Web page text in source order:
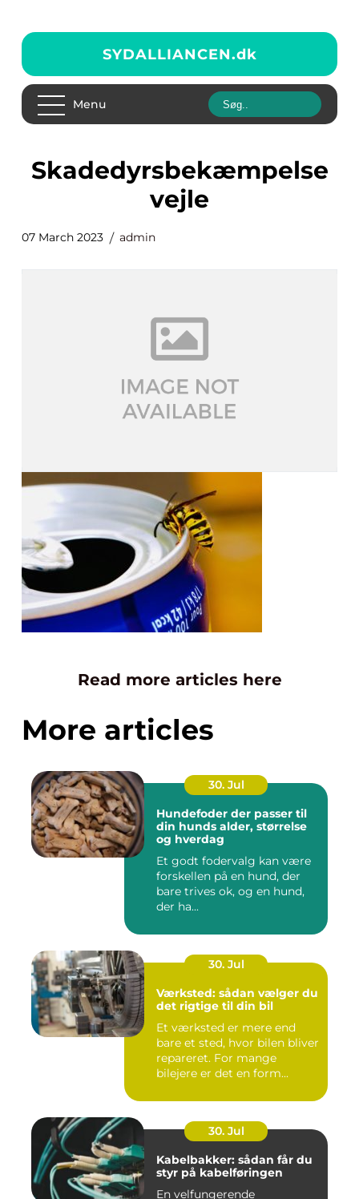
SYDALLIANCEN.dk
Menu
Skadedyrsbekæmpelse
vejle
07 March 2023 admin
Read more articles here
More articles
30. Jul
Hundefoder der passer til
din hunds alder, størrelse
og hverdag
Et godt fodervalg kan være
forskellen på en hund, der
bare trives ok, og en hund,
der ha...
30. Jul
Værksted: sådan vælger du
det rigtige til din bil
Et værksted er mere end
bare et sted, hvor bilen bliver
repareret. For mange
bilejere er det en form...
30. Jul
Kabelbakker: sådan får du
styr på kabelføringen
En velfungerende